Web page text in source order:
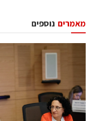
נוספים מאמרים